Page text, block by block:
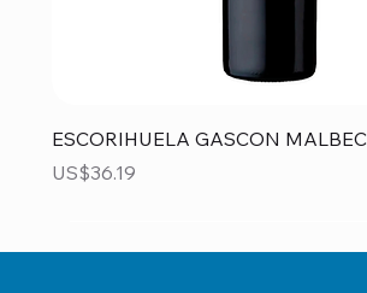
ESCORIHUELA GASCON MALBEC
Precio
US$36.19